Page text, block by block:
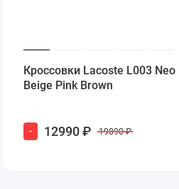
Кроссовки Lacoste L003 Neo
Beige Pink Brown
- 12990 ₽ 19890 ₽